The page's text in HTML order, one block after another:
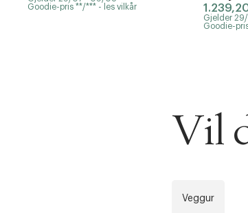
Goodie-pris **/*** - les vilkår
Gjelder
Goodie-
Vil
Veggur